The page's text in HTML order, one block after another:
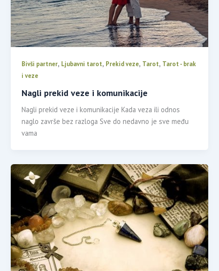
Bivši partner, Ljubavni tarot, Prekid veze, Tarot, Tarot - brak
i veze
Nagli prekid veze i komunikacije
Nagli prekid veze i komunikacije Kada veza ili odnos
naglo završe bez razloga Sve do nedavno je sve među
vama